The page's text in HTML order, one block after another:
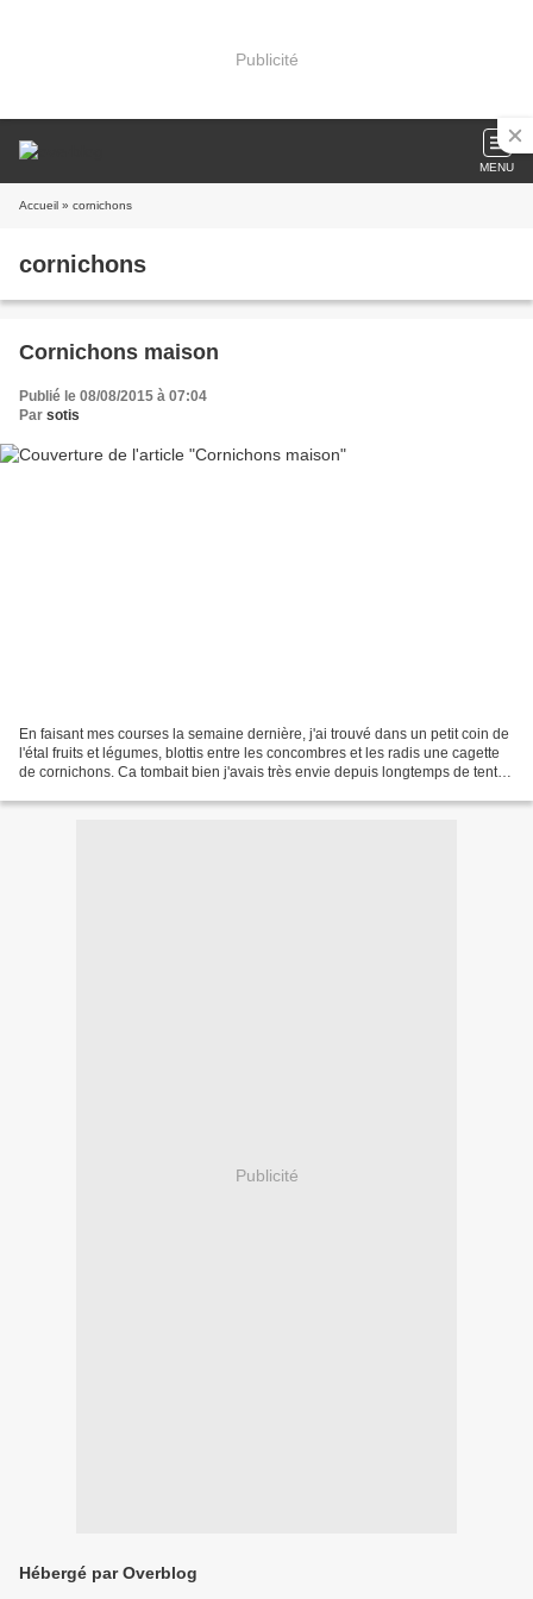
Publicité
MENU
Accueil » cornichons
cornichons
Cornichons maison
Publié le 08/08/2015 à 07:04
Par sotis
En faisant mes courses la semaine dernière, j'ai trouvé dans un petit coin de
l'étal fruits et légumes, blottis entre les concombres et les radis une cagette
de cornichons. Ca tombait bien j'avais très envie depuis longtemps de tenter
Publicité
Hébergé par Overblog